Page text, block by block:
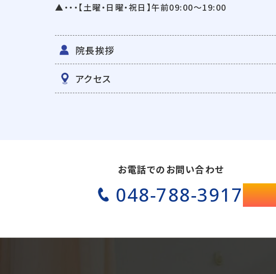
▲・・・【土曜・日曜・祝日】午前09:00〜19:00
院長挨拶
アクセス
お電話でのお問い合わせ
048-788-3917